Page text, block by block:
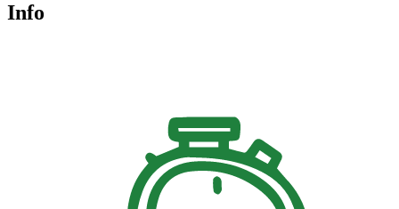
Info